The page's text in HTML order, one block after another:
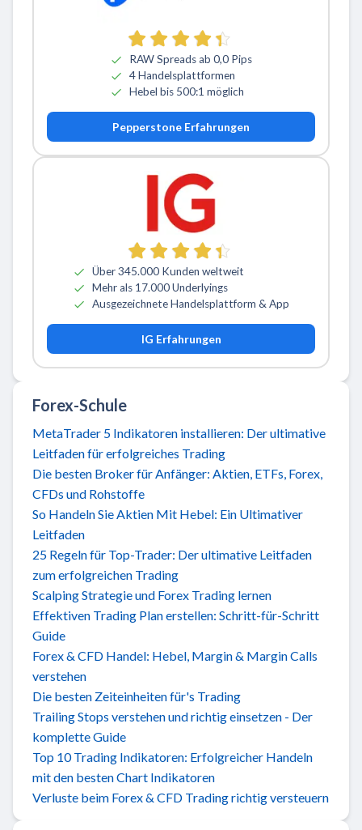
RAW Spreads ab 0,0 Pips
4 Handelsplattformen
Hebel bis 500:1 möglich
Pepperstone Erfahrungen
Über 345.000 Kunden weltweit
Mehr als 17.000 Underlyings
Ausgezeichnete Handelsplattform & App
IG Erfahrungen
Forex-Schule
MetaTrader 5 Indikatoren installieren: Der ultimative
Leitfaden für erfolgreiches Trading
Die besten Broker für Anfänger: Aktien, ETFs, Forex,
CFDs und Rohstoffe
So Handeln Sie Aktien Mit Hebel: Ein Ultimativer
Leitfaden
25 Regeln für Top-Trader: Der ultimative Leitfaden
zum erfolgreichen Trading
Scalping Strategie und Forex Trading lernen
Effektiven Trading Plan erstellen: Schritt-für-Schritt
Guide
Forex & CFD Handel: Hebel, Margin & Margin Calls
verstehen
Die besten Zeiteinheiten für's Trading
Trailing Stops verstehen und richtig einsetzen - Der
komplette Guide
Top 10 Trading Indikatoren: Erfolgreicher Handeln
mit den besten Chart Indikatoren
Verluste beim Forex & CFD Trading richtig versteuern